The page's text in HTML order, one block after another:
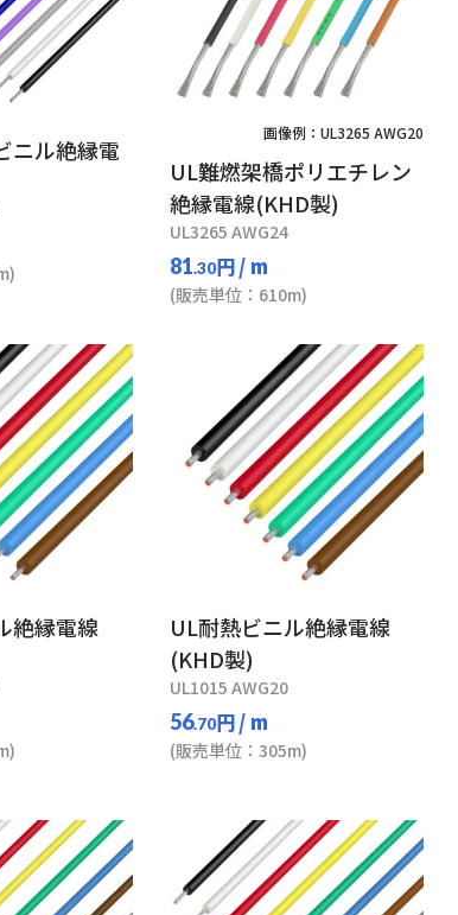
ニル絶縁電
画像例：UL3265 AWG20
UL難燃架橋ポリエチレン
絶縁電線(KHD製)
UL3265 AWG24
81.30円/ m
(販売単位：610m)
絶縁電線
UL耐熱ビニル絶縁電線
(KHD製)
UL1015 AWG20
56.70円/ m
(販売単位：305m)